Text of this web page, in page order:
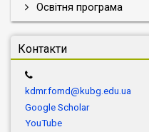
Освітня програма
Контакти
kdmr.fomd@kubg.edu.ua
Google Scholar
YouTube